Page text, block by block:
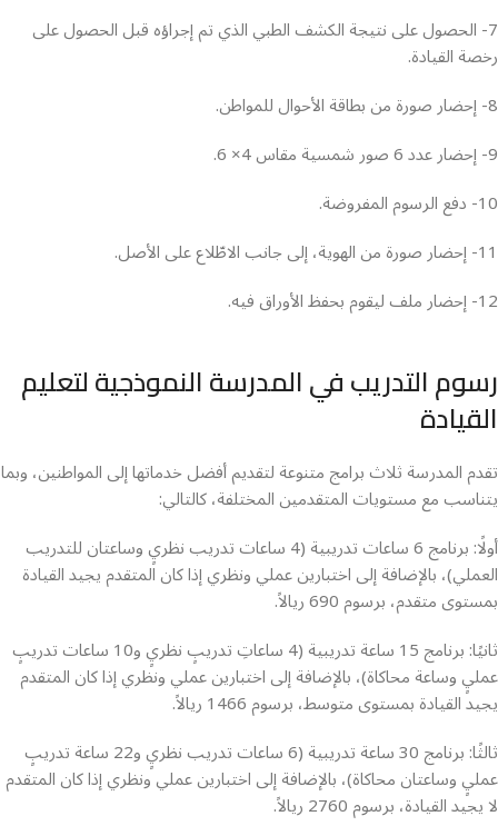
7- الحصول على نتيجة الكشف الطبي الذي تم إجراؤه قبل الحصول على
رخصة القيادة.
8- إحضار صورة من بطاقة الأحوال للمواطن.
9- إحضار عدد 6 صور شمسية مقاس 4× 6.
10- دفع الرسوم المفروضة.
11- إحضار صورة من الهوية، إلى جانب الاطّلاع على الأصل.
12- إحضار ملف ليقوم بحفظ الأوراق فيه.
رسوم التدريب في المدرسة النموذجية لتعليم
القيادة
تقدم المدرسة ثلاث برامج متنوعة لتقديم أفضل خدماتها إلى المواطنين، وبما
يتناسب مع مستويات المتقدمين المختلفة، كالتالي:
أولًا: برنامج 6 ساعات تدريبية (4 ساعات تدريب نظريٍ وساعتان للتدريب
العملي)، بالإضافة إلى اختبارين عملي ونظري إذا كان المتقدم يجيد القيادة
بمستوى متقدم، برسوم 690 ريالاً.
ثانيًا: برنامج 15 ساعة تدريبية (4 ساعاتِ تدريبٍ نظريٍ و10 ساعات تدريبٍ
عمليٍ وساعة محاكاة)، بالإضافة إلى اختبارين عملي ونظري إذا كان المتقدم
يجيد القيادة بمستوى متوسط، برسوم 1466 ريالاً.
ثالثًا: برنامج 30 ساعة تدريبية (6 ساعات تدريب نظريٍ و22 ساعة تدريبٍ
عمليٍ وساعتان محاكاة)، بالإضافة إلى اختبارين عملي ونظري إذا كان المتقدم
لا يجيد القيادة، برسوم 2760 ريالاً.